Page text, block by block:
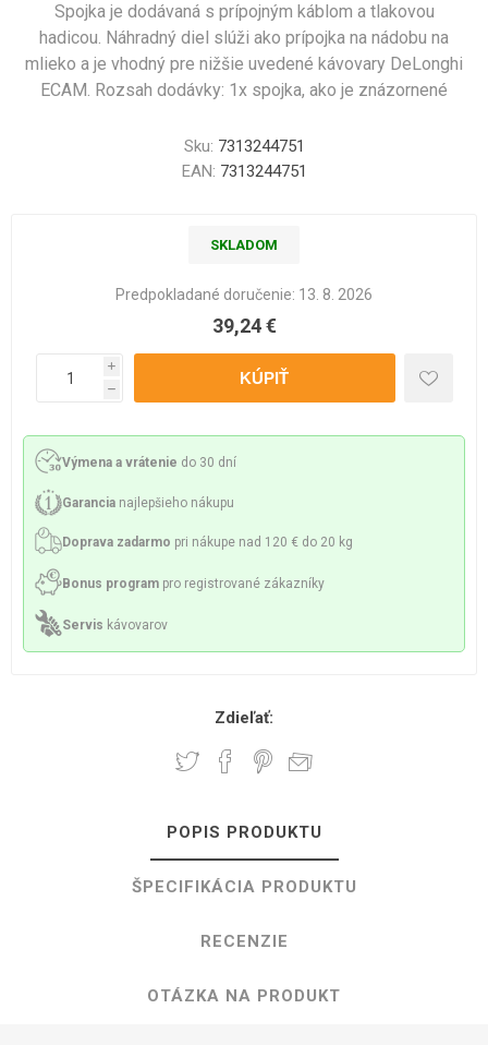
Spojka je dodávaná s prípojným káblom a tlakovou
hadicou. Náhradný diel slúži ako prípojka na nádobu na
mlieko a je vhodný pre nižšie uvedené kávovary DeLonghi
ECAM. Rozsah dodávky: 1x spojka, ako je znázornené
Sku: 7313244751
EAN: 7313244751
SKLADOM
Predpokladané doručenie: 13. 8. 2026
39,24 €
i
h
Výmena a vrátenie do 30 dní
Garancia najlepšieho nákupu
Doprava zadarmo pri nákupe nad 120 € do 20 kg
Bonus program pro registrované zákazníky
Servis kávovarov
Zdieľať:
POPIS PRODUKTU
ŠPECIFIKÁCIA PRODUKTU
RECENZIE
OTÁZKA NA PRODUKT